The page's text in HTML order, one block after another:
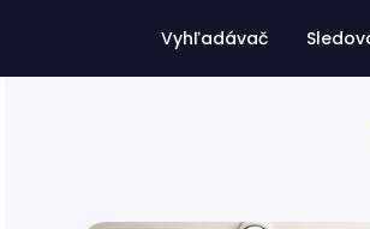
Vyhľadávač